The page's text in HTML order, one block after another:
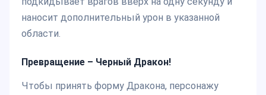
наносит дополнительный урон в указанной
области.
Превращение – Черный Дракон!
Чтобы принять форму Дракона, персонажу